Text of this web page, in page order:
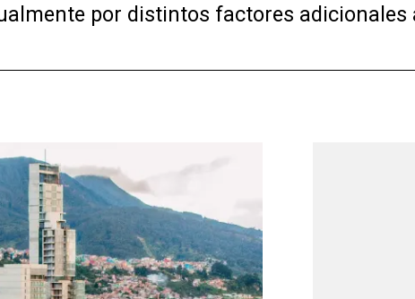
por distintos factores adicionales